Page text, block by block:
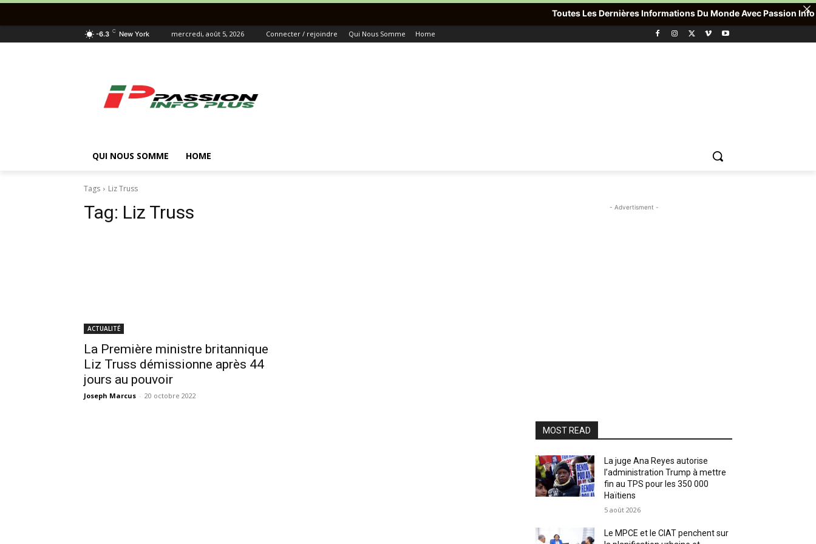
-6.3 C New York mercredi, août 5, 2026 Connecter / rejoindre Qui Nous Somme Home
QUI NOUS SOMME HOME
Tags Liz Truss
Tag: Liz Truss
ACTUALITÉ
La Première ministre britannique
Liz Truss démissionne après 44
jours au pouvoir
Joseph Marcus - 20 octobre 2022
- Advertisment -
MOST READ
La juge Ana Reyes autorise
l’administration Trump à mettre
fin au TPS pour les 350 000
Haïtiens
5 août 2026
Le MPCE et le CIAT penchent sur
Toutes Les Dernières Informations Du Monde Avec Passion Info